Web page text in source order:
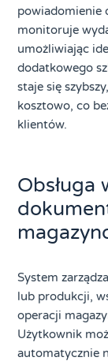
powiadomienie
monitoruje
umożliwiając
dodatkowego
staje się
kosztowo, co
klientów.
Obsługa
System
lub produkcji,
operacji
Użytkownik
automatycznie